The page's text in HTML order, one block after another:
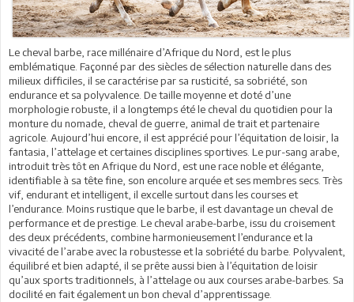
Le cheval barbe, race millénaire d’Afrique du Nord, est le plus
emblématique. Façonné par des siècles de sélection naturelle dans des
milieux difficiles, il se caractérise par sa rusticité, sa sobriété, son
endurance et sa polyvalence. De taille moyenne et doté d’une
morphologie robuste, il a longtemps été le cheval du quotidien pour la
monture du nomade, cheval de guerre, animal de trait et partenaire
agricole. Aujourd’hui encore, il est apprécié pour l’équitation de loisir, la
fantasia, l’attelage et certaines disciplines sportives. Le pur-sang arabe,
introduit très tôt en Afrique du Nord, est une race noble et élégante,
identifiable à sa tête fine, son encolure arquée et ses membres secs. Très
vif, endurant et intelligent, il excelle surtout dans les courses et
l’endurance. Moins rustique que le barbe, il est davantage un cheval de
performance et de prestige. Le cheval arabe-barbe, issu du croisement
des deux précédents, combine harmonieusement l’endurance et la
vivacité de l’arabe avec la robustesse et la sobriété du barbe. Polyvalent,
équilibré et bien adapté, il se prête aussi bien à l’équitation de loisir
qu’aux sports traditionnels, à l’attelage ou aux courses arabe-barbes. Sa
docilité en fait également un bon cheval d’apprentissage.